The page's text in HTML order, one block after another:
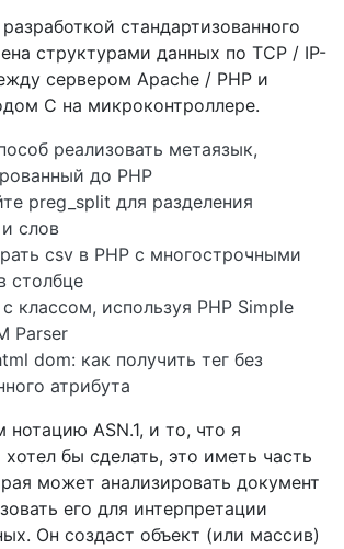
стандартизованного
структурами данных по TCP / IP-
сервером Apache / PHP и
C на микроконтроллере.
реализовать метаязык,
до PHP
preg_split для разделения
слов
csv в PHP с многострочными
столбце
классом, используя PHP Simple
Parser
dom: как получить тег без
атрибута
ASN.1, и то, что я
бы сделать, это иметь часть
может анализировать документ
его для интерпретации
Он создаст объект (или массив)